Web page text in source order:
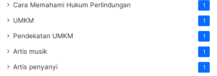
Cara Memahami Hukum Perlindungan 1
UMKM 1
Pendekatan UMKM 1
Artis musik 1
Artis penyanyi 1